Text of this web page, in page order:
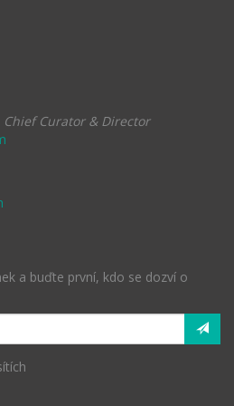
Chief Curator & Director
a buďte první, kdo se dozví o